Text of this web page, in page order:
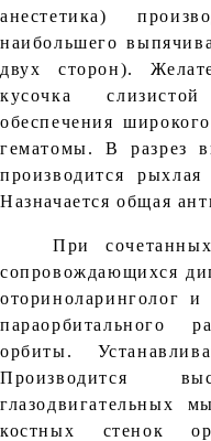
анестетика)
наибольшего
двух сторон).
кусочка
обеспечения
гематомы. В разрез
производится
Назначается общая
При
сопровождающихся
оториноларинголог
параорбитального
орбиты.
Производится
глазодвигательных
костных стенок